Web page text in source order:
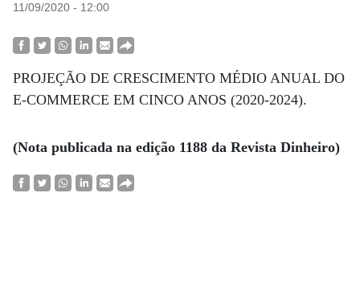
11/09/2020 - 12:00
PROJEÇÃO DE CRESCIMENTO MÉDIO ANUAL DO
E-COMMERCE EM CINCO ANOS (2020-2024).
(Nota publicada na edição 1188 da Revista Dinheiro)